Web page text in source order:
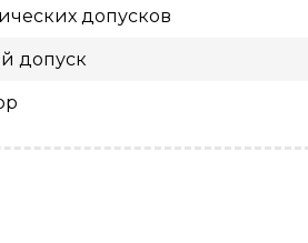
допусков
допуск